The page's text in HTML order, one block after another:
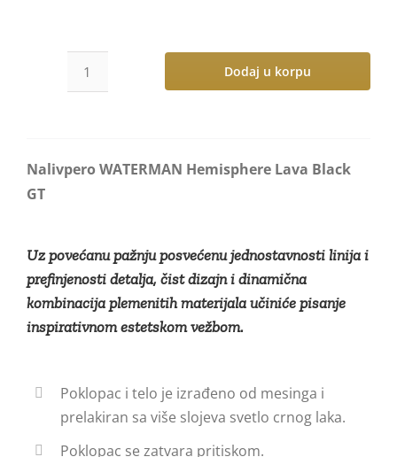
Nalivpero
Black
Dodaj u korpu
Nalivpero WATERMAN Hemisphere Lava Black
GT
Uz povećanu pažnju posvećenu jednostavnosti linija i
prefinjenosti detalja, čist dizajn i dinamična
kombinacija plemenitih materijala učiniće pisanje
inspirativnom estetskom vežbom.
Poklopac i telo je izrađeno od mesinga i
prelakiran sa više slojeva svetlo crnog laka.
Poklopac se zatvara pritiskom.